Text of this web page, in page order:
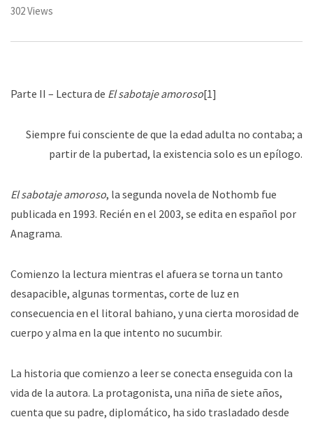
302 Views
Parte II – Lectura de El sabotaje amoroso[1]
Siempre fui consciente de que la edad adulta no contaba; a
partir de la pubertad, la existencia solo es un epílogo.
El sabotaje amoroso, la segunda novela de Nothomb fue
publicada en 1993. Recién en el 2003, se edita en español por
Anagrama.
Comienzo la lectura mientras el afuera se torna un tanto
desapacible, algunas tormentas, corte de luz en
consecuencia en el litoral bahiano, y una cierta morosidad de
cuerpo y alma en la que intento no sucumbir.
La historia que comienzo a leer se conecta enseguida con la
vida de la autora. La protagonista, una niña de siete años,
cuenta que su padre, diplomático, ha sido trasladado desde